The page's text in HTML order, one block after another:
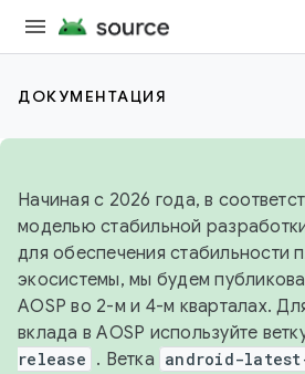
ДОКУМЕНТАЦИЯ
Начиная с 2026 года, в
моделью стабильной
для обеспечения стабильности
экосистемы, мы будем
AOSP во 2-м и 4-м кварталах.
вклада в AOSP используйте
release . Ветка android-